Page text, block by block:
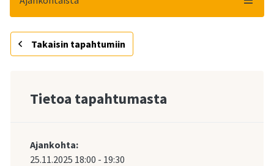
Takaisin tapahtumiin
Tietoa tapahtumasta
Ajankohta:
25.11.2025 18:00 - 19:30